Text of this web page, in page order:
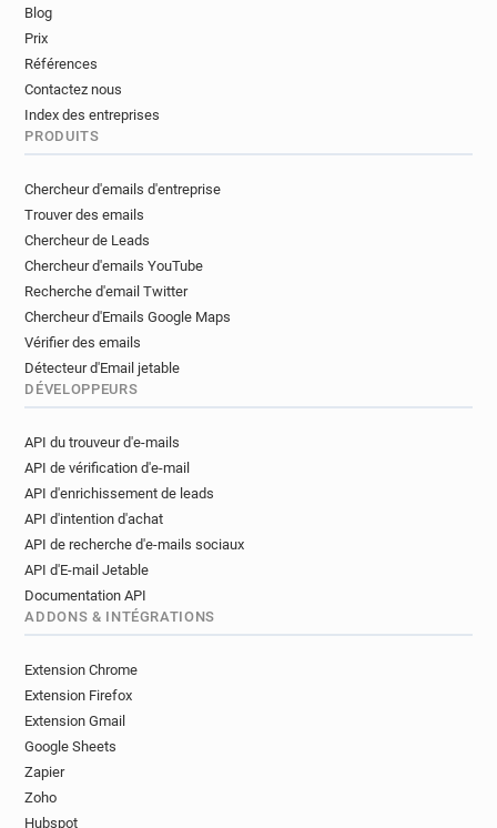
Blog
Prix
Références
Contactez nous
Index des entreprises
PRODUITS
Chercheur d'emails d'entreprise
Trouver des emails
Chercheur de Leads
Chercheur d'emails YouTube
Recherche d'email Twitter
Chercheur d'Emails Google Maps
Vérifier des emails
Détecteur d'Email jetable
DÉVELOPPEURS
API du trouveur d'e-mails
API de vérification d'e-mail
API d'enrichissement de leads
API d'intention d'achat
API de recherche d'e-mails sociaux
API d'E-mail Jetable
Documentation API
ADDONS & INTÉGRATIONS
Extension Chrome
Extension Firefox
Extension Gmail
Google Sheets
Zapier
Zoho
Hubspot